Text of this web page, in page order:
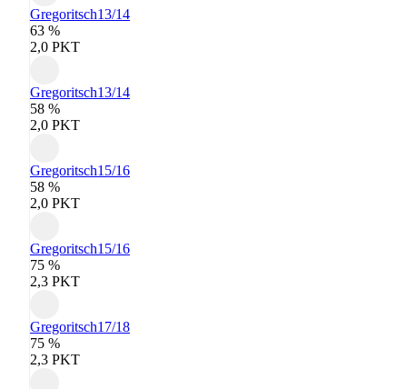
Gregoritsch13/14
63 %
2,0 PKT
Gregoritsch13/14
58 %
2,0 PKT
Gregoritsch15/16
58 %
2,0 PKT
Gregoritsch15/16
75 %
2,3 PKT
Gregoritsch17/18
75 %
2,3 PKT